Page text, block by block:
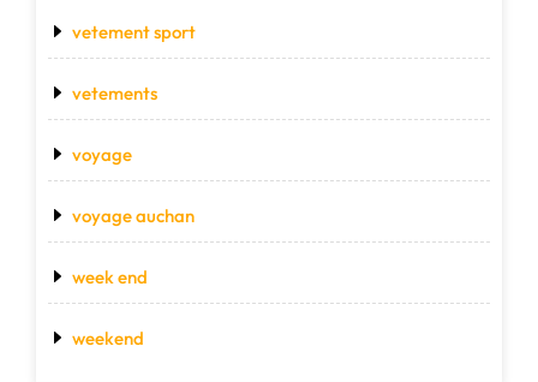
vetement sport
vetements
voyage
voyage auchan
week end
weekend